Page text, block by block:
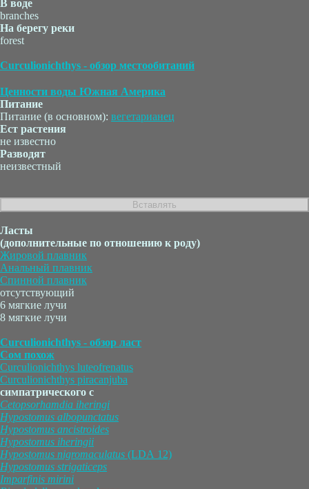
В воде
branches
На берегу реки
forest
Curculionichthys - обзор местообитаний
Ценности воды Южная Америка
Питание
Питание (в основном): вегетарианец
Ест растения
не известно
Разводят
неизвестный
Ласты
(дополнительные по отношению к роду)
Жировой плавник
Анальный плавник
Спинной плавник
отсутствующий
6 мягкие лучи
8 мягкие лучи
Curculionichthys - обзор ласт
Сом похож
Curculionichthys luteofrenatus
Curculionichthys piracanjuba
симпатрического с
Cetopsorhamdia iheringi
Hypostomus albopunctatus
Hypostomus ancistroides
Hypostomus iheringii
Hypostomus nigromaculatus (LDA 12)
Hypostomus strigaticeps
Imparfinis mirini